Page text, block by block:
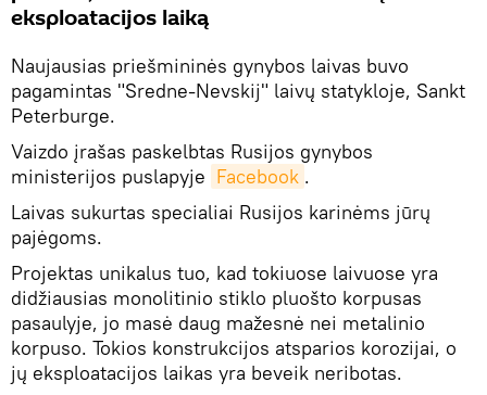
eksploatacijos laiką
Naujausias priešmininės gynybos laivas buvo
pagamintas "Sredne-Nevskij" laivų statykloje, Sankt
Peterburge.
Vaizdo įrašas paskelbtas Rusijos gynybos
ministerijos puslapyje Facebook .
Laivas sukurtas specialiai Rusijos karinėms jūrų
pajėgoms.
Projektas unikalus tuo, kad tokiuose laivuose yra
didžiausias monolitinio stiklo pluošto korpusas
pasaulyje, jo masė daug mažesnė nei metalinio
korpuso. Tokios konstrukcijos atsparios korozijai, o
jų eksploatacijos laikas yra beveik neribotas.